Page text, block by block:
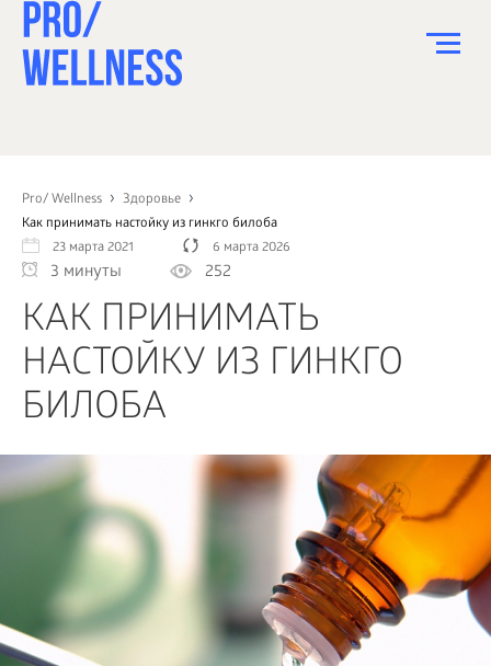
Pro/ Wellness
Здоровье
Как принимать настойку из гинкго билоба
23 марта 2021
6 марта 2026
3 минуты 252
КАК ПРИНИМАТЬ
НАСТОЙКУ ИЗ ГИНКГО
БИЛОБА
СПОРТ
ЗДОРОВЬЕ
КРАСОТА
ПСИХОЛОГИЯ
ДЕТИ
ДОМ
КАК?
БИЗНЕС